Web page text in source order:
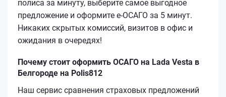
полиса за минуту, выберите самое выгодное
предложение и оформите е‑ОСАГО за 5 минут.
Никаких скрытых комиссий, визитов в офис и
ожидания в очередях!
Почему стоит оформить ОСАГО на Lada Vesta в
Белгороде на Polis812
Наш сервис сравнения страховых предложений